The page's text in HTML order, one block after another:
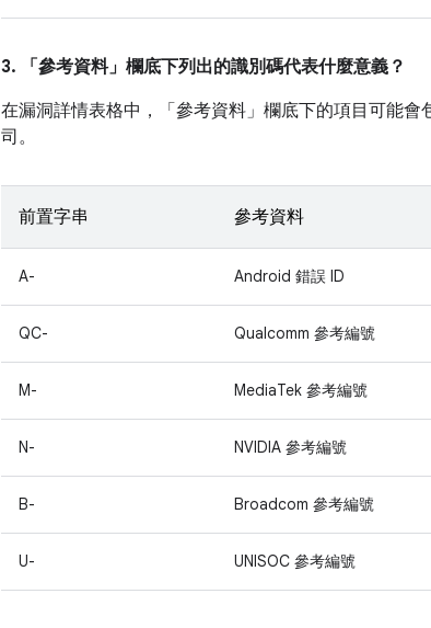
3. 「參考資料」 欄底下列出的識別碼代表什麼意義？
在漏洞詳情表格中，「參考資料」 欄底下的項目可能會
司。
前置字串 參考資料
A- Android 錯誤 ID
QC- Qualcomm 參考編號
M- MediaTek 參考編號
N- NVIDIA 參考編號
B- Broadcom 參考編號
U- UNISOC 參考編號